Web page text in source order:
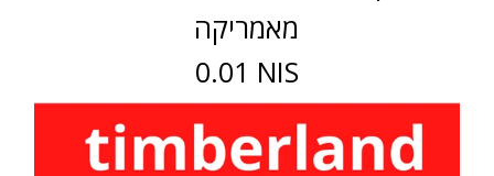
מאמריקה
0.01 NIS